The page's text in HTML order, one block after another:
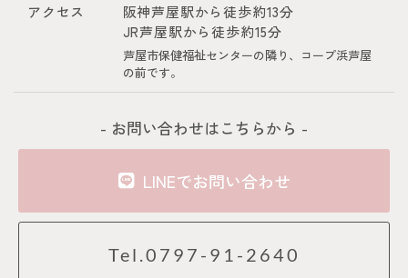
アクセス
阪神芦屋駅から徒歩約13分
JR芦屋駅から徒歩約15分
芦屋市保健福祉センターの隣り、コープ浜芦屋
の前です。
- お問い合わせはこちらから -
LINEでお問い合わせ
Tel.0797-91-2640